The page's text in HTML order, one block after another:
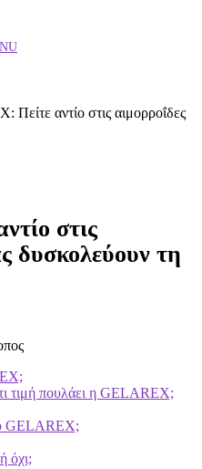
Πείτε αντίο στις αιμορροΐδες
στις
δυσκολεύουν τη
τιμή πουλάει η GELAREX;
GELAREX;
όχι;